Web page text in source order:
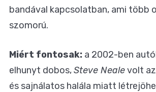
bandával kapcsolatban, ami több
szomorú.
Miért fontosak: a 2002-ben
elhunyt dobos,Steve Nealevolt
és sajnálatos halála miatt